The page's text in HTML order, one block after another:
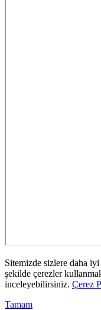
Sitemizde sizlere daha
şekilde çerezler
inceleyebilirsiniz. Çerez
Tamam